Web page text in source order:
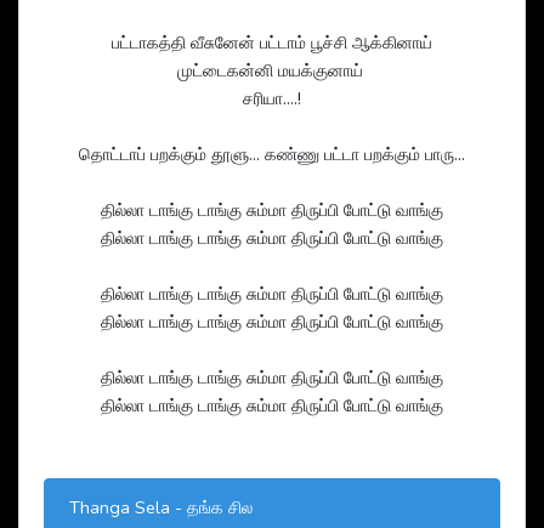
பட்டாகத்தி வீசுனேன் பட்டாம் பூச்சி ஆக்கினாய்
முட்டைகன்னி மயக்குனாய்
சரியா....!
தொட்டாப் பறக்கும் தூளு... கண்ணு பட்டா பறக்கும் பாரு...
தில்லா டாங்கு டாங்கு சும்மா திருப்பி போட்டு வாங்கு
தில்லா டாங்கு டாங்கு சும்மா திருப்பி போட்டு வாங்கு
தில்லா டாங்கு டாங்கு சும்மா திருப்பி போட்டு வாங்கு
தில்லா டாங்கு டாங்கு சும்மா திருப்பி போட்டு வாங்கு
தில்லா டாங்கு டாங்கு சும்மா திருப்பி போட்டு வாங்கு
தில்லா டாங்கு டாங்கு சும்மா திருப்பி போட்டு வாங்கு
Thanga Sela - தங்க சில‌